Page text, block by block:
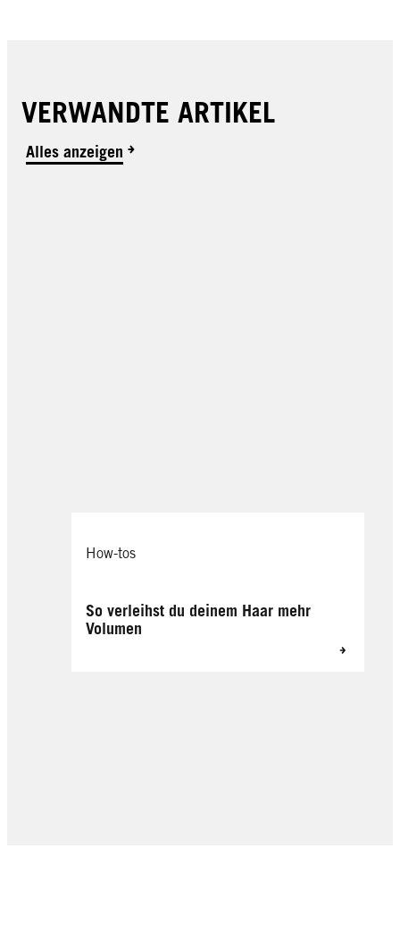
VERWANDTE ARTIKEL
Alles anzeigen
How-tos
So verleihst du deinem Haar mehr
Volumen